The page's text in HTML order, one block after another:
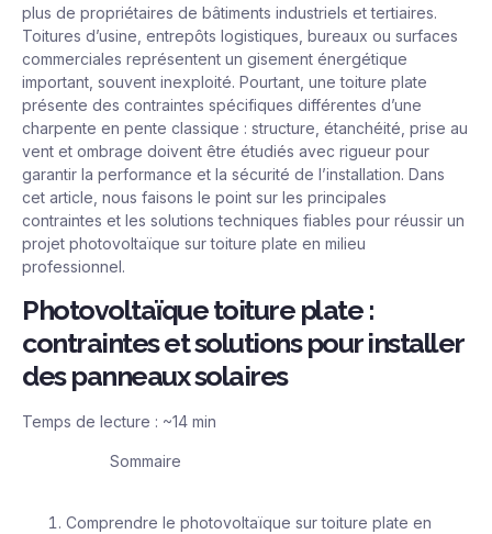
plus de propriétaires de bâtiments industriels et tertiaires.
Toitures d’usine, entrepôts logistiques, bureaux ou surfaces
commerciales représentent un gisement énergétique
important, souvent inexploité. Pourtant, une toiture plate
présente des contraintes spécifiques différentes d’une
charpente en pente classique : structure, étanchéité, prise au
vent et ombrage doivent être étudiés avec rigueur pour
garantir la performance et la sécurité de l’installation. Dans
cet article, nous faisons le point sur les principales
contraintes et les solutions techniques fiables pour réussir un
projet photovoltaïque sur toiture plate en milieu
professionnel.
Photovoltaïque toiture plate :
contraintes et solutions pour installer
des panneaux solaires
Temps de lecture : ~14 min
Sommaire
Comprendre le photovoltaïque sur toiture plate en